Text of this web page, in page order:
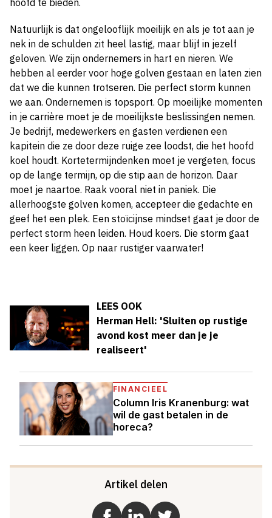
hoofd te bieden.
Natuurlijk is dat ongelooflijk moeilijk en als je tot aan je
nek in de schulden zit heel lastig, maar blijf in jezelf
geloven. We zijn ondernemers in hart en nieren. We
hebben al eerder voor hoge golven gestaan en laten zien
dat we die kunnen trotseren. Die perfect storm kunnen
we aan. Ondernemen is topsport. Op moeilijke momenten
in je carrière moet je de moeilijkste beslissingen nemen.
Je bedrijf, medewerkers en gasten verdienen een
kapitein die ze door deze ruige zee loodst, die het hoofd
koel houdt. Kortetermijndenken moet je vergeten, focus
op de lange termijn, op die stip aan de horizon. Daar
moet je naartoe. Raak vooral niet in paniek. Die
allerhoogste golven komen, accepteer die gedachte en
geef het een plek. Een stoïcijnse mindset gaat je door de
perfect storm heen leiden. Houd koers. Die storm gaat
een keer liggen. Op naar rustiger vaarwater!
LEES OOK
Herman Hell: 'Sluiten op rustige
avond kost meer dan je je
realiseert'
FINANCIEEL
Column Iris Kranenburg: wat
wil de gast betalen in de
horeca?
Artikel delen